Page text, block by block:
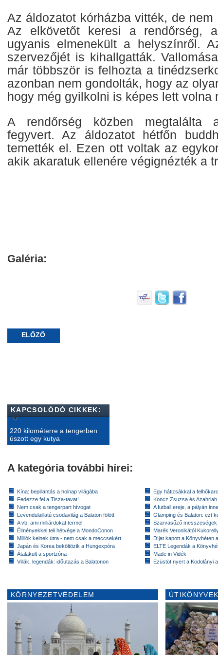
Az áldozatot kórházba vitték, de
Az elkövetőt keresi a rendőrség,
ugyanis elmenekült a helyszínről.
szervezőjét is kihallgatták.
már többször is felhozta a
azonban nem gondolták, hogy az
hogy még gyilkolni is képes lett volna
A rendőrség közben megtalálta
fegyvert. Az áldozatot hétfőn
temették el. Ezen ott voltak az
akik akaratuk ellenére végignézték a
Galéria:
ELŐZŐ
KAPCSOLÓDÓ CIKKEK:
220 kilométerre a tengerben
úszott egy kutya
A kategória további hírei:
Kína: bepillantás a holnap világába
Fedezze fel a Tisza-tavat!
Nem csak a tengerpart hívogat
Levendulaillatú csodavilág a Balaton fölött
A vb, ami milliárdokat termel
Élményekkel teli hétvége a MondoConon
Milliók kelnek útra - nem csak a meccsekért
Japán és Korea beköltözik a Hungexpóra
Átalakult a sportzóna
Villák, legendák: időutazás a Balatonon
Egy hátizsákkal a
Koncz Zsuzsa és
A futball ereje, a pályán
Glamping és Balaton: ezt
Szarvasűző messzeségek
Marék Veronikától
Díjat kapott a Könyvhéten
ELTE Legendák a
Made in Vidék
Ezüstöt nyert a Kodolányi
KÖRNYEZETVÉDELEM